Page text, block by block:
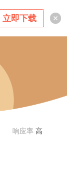
立即下载
响应率 高